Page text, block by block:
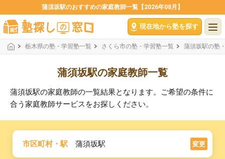
蒲須坂駅のおすすめの家庭教師一覧【2026年08月】
現在地から塾を探す
栃木県の塾・学習塾一覧 さくら市の塾・学習塾一覧 蒲須坂駅の塾
蒲須坂駅の家庭教師一覧
蒲須坂駅の家庭教師の一覧結果となります。ご希望の条件に
合う家庭教師サービスをお探しください。
市区町村・駅 蒲須坂駅 変更